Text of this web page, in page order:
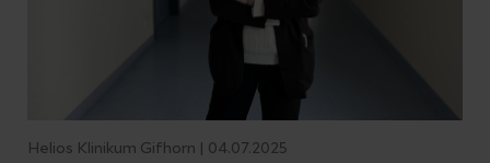
Helios Klinikum Gifhorn | 04.07.2025